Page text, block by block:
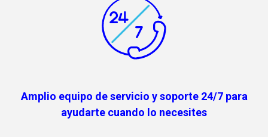
Amplio equipo de servicio y soporte 24/7 para
ayudarte cuando lo necesites